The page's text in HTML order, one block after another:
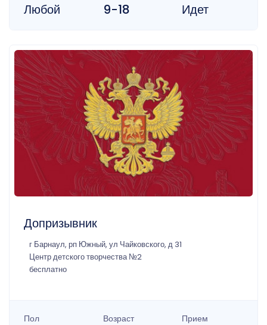
Любой 9-18 Идет
Допризывник
г Барнаул, рп Южный, ул Чайковского, д 31
Центр детского творчества №2
бесплатно
Пол Возраст Прием